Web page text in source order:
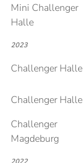
Mini Challenger
Halle
2023
Challenger Halle
Challenger Halle
Challenger
Magdeburg